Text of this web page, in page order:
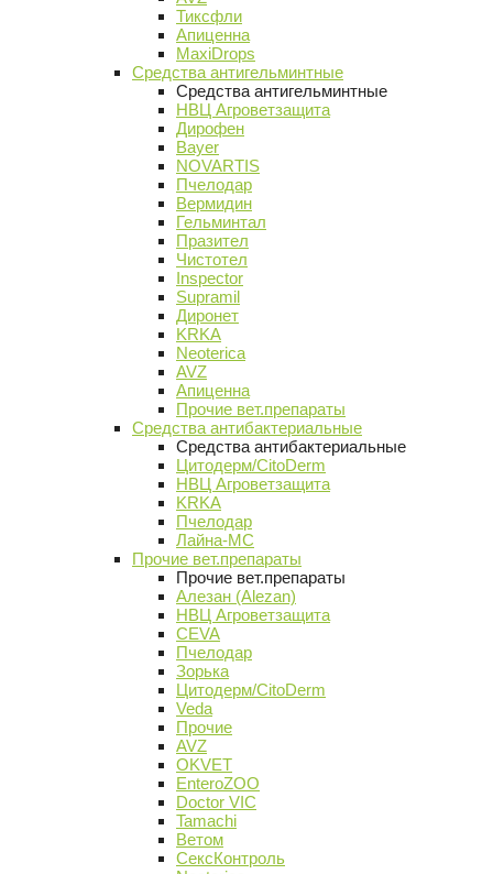
Тиксфли
Апиценна
MaxiDrops
Средства антигельминтные
Средства антигельминтные
НВЦ Агроветзащита
Дирофен
Bayer
NOVARTIS
Пчелодар
Вермидин
Гельминтал
Празител
Чистотел
Inspector
Supramil
Диронет
KRKA
Neoterica
AVZ
Апиценна
Прочие вет.препараты
Средства антибактериальные
Средства антибактериальные
Цитодерм/CitoDerm
НВЦ Агроветзащита
KRKA
Пчелодар
Лайна-МС
Прочие вет.препараты
Прочие вет.препараты
Алезан (Alezan)
НВЦ Агроветзащита
CEVA
Пчелодар
Зорька
Цитодерм/CitoDerm
Veda
Прочие
AVZ
OKVET
EnteroZOO
Doctor VIC
Tamachi
Ветом
СексКонтроль